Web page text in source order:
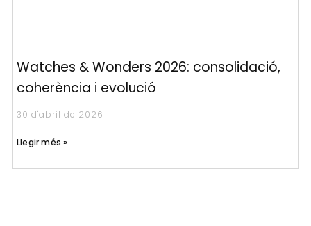
Watches & Wonders 2026: consolidació,
coherència i evolució
30 d'abril de 2026
Llegir més »